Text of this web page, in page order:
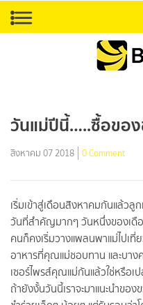
วันแม่ปีนี้…..ซื้อของ
สิงหาคม 07 2018 0 Comment
เริ่มเข้าสู่เดือนสิงหาคมกันแล้ว
วันที่สำคัญมากๆ วันหนึ่งของเดื
คนก็คงเริ่มวางแพลนพาแม่ไปเ
อาหารที่คุณแม่ชอบทาน และบา
เซอร์ไพรส์คุณแม่กันแล้วใช่หรือ
ถ้ายังงั้นวันนี้เราจะมาแนะนำขอ